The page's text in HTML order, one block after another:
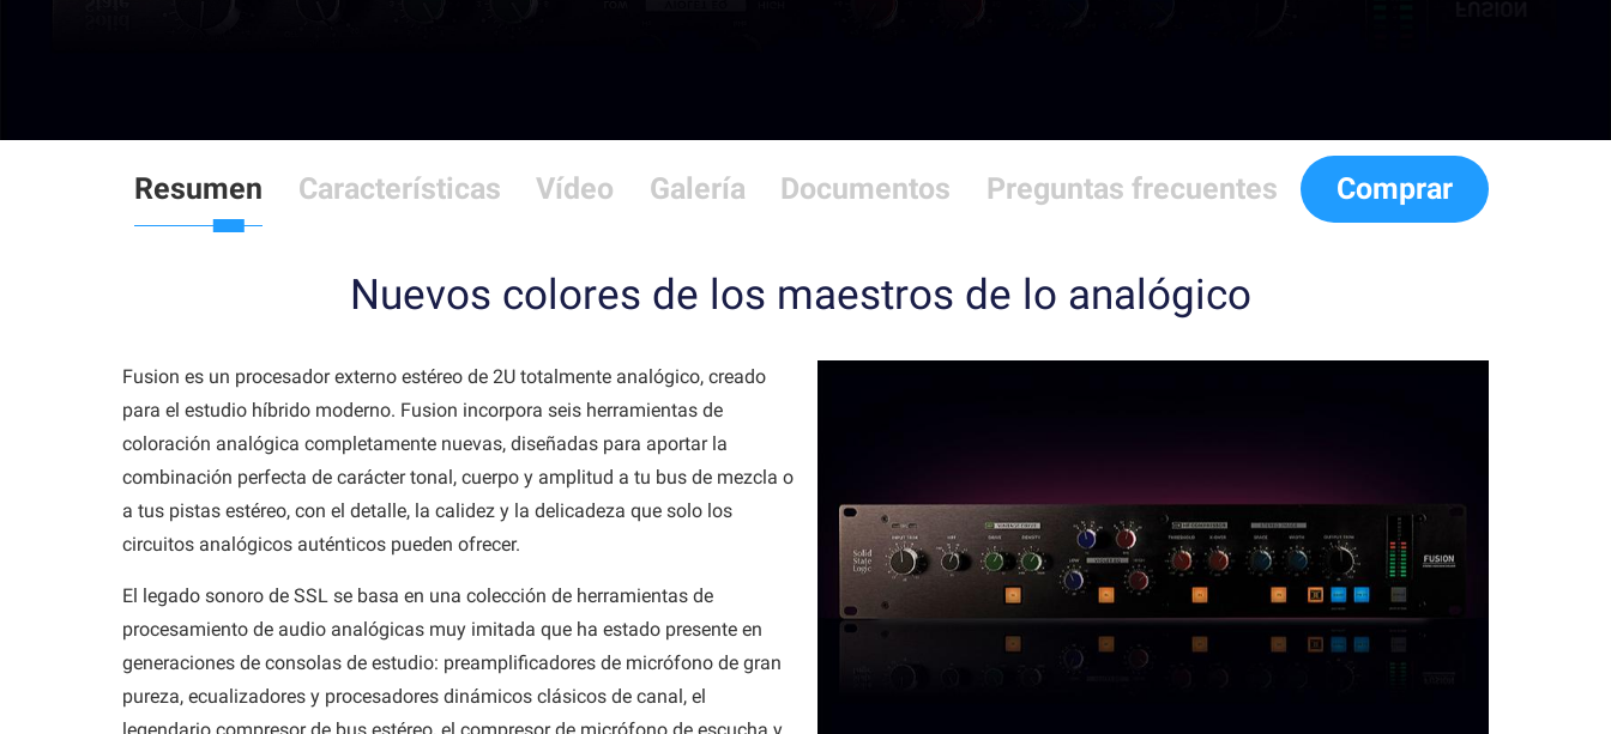
Resumen Características Vídeo Galería Documentos Preguntas frecuentes Comprar
Nuevos colores de los maestros de lo analógico
Fusion es un procesador externo estéreo de 2U totalmente analógico, creado
para el estudio híbrido moderno. Fusion incorpora seis herramientas de
coloración analógica completamente nuevas, diseñadas para aportar la
combinación perfecta de carácter tonal, cuerpo y amplitud a tu bus de mezcla o
a tus pistas estéreo, con el detalle, la calidez y la delicadeza que solo los
circuitos analógicos auténticos pueden ofrecer.
El legado sonoro de SSL se basa en una colección de herramientas de
procesamiento de audio analógicas muy imitada que ha estado presente en
generaciones de consolas de estudio: preamplificadores de micrófono de gran
pureza, ecualizadores y procesadores dinámicos clásicos de canal, el